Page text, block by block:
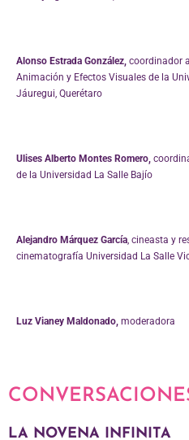
Alonso Estrada González, coordinador
Animación y Efectos Visuales de la
Jáuregui, Querétaro
Ulises Alberto Montes Romero,
de la Universidad La Salle Bajío
Alejandro Márquez García, cineasta y
cinematografía Universidad La Salle
Luz Vianey Maldonado, moderadora
LA NOVENA INFINITA